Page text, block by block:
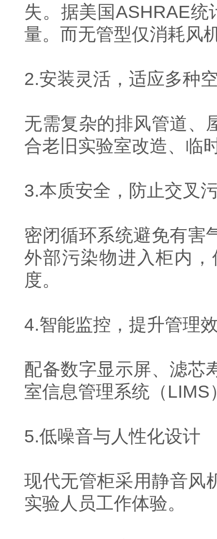
失。据美国ASHRAE
量。而无管型仅消耗风
2.安装灵活，适应多种
无需复杂的排风管道、
合老旧实验室改造、临
3.本质安全，防止交叉
密闭循环系统避免有害
外部污染物进入柜内
度。
4.智能监控，提升管理
配备数字显示屏、滤芯
室信息管理系统（
5.低噪音与人性化设计
现代无管柜采用静音风
实验人员工作体验。